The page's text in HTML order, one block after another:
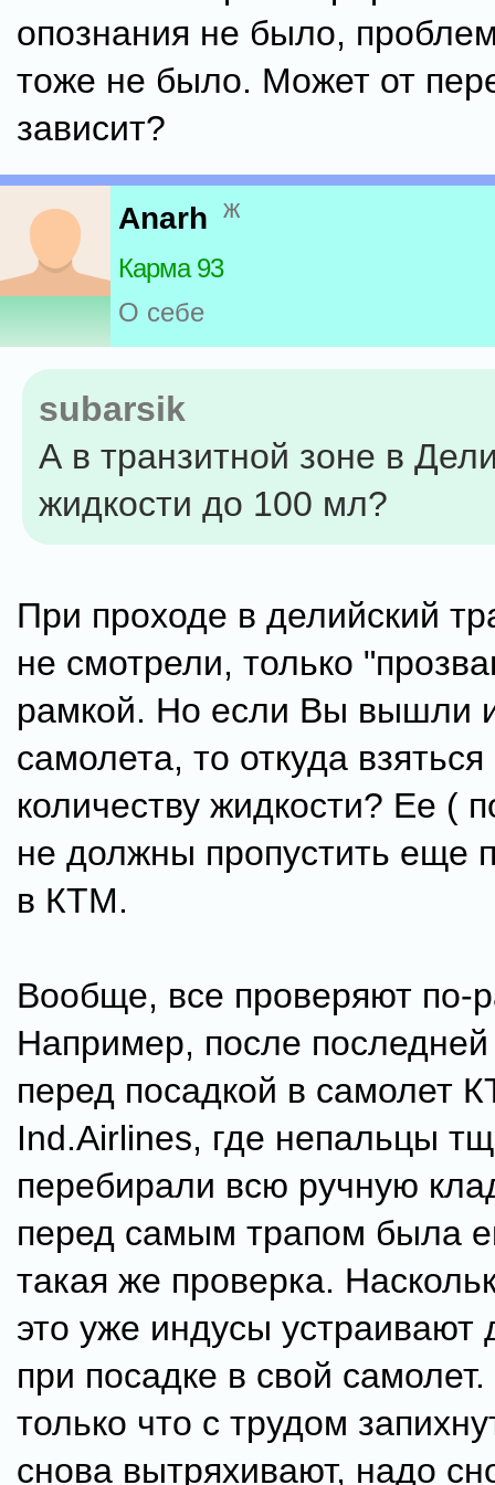
опознания не было,
тоже не было. Может от
зависит?
Anarh ж
Карма 93
О себе
subarsik
А в транзитной зоне в
жидкости до 100 мл?
При проходе в делийский
не смотрели, только
рамкой. Но если Вы вышли
самолета, то откуда
количеству жидкости? Ее (
не должны пропустить еще
в КТМ.
Вообще, все проверяют по-
Например, после последней
перед посадкой в самолет
Ind.Airlines, где непальцы
перебирали всю ручную
перед самым трапом была
такая же проверка.
это уже индусы устраивают
при посадке в свой самолет.
только что с трудом
снова вытряхивают, надо